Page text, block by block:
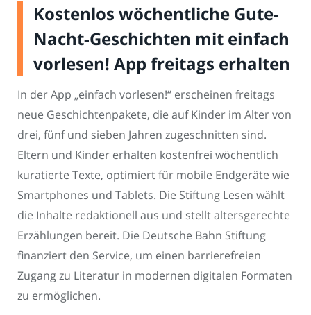
Kostenlos wöchentliche Gute-
Nacht-Geschichten mit einfach
vorlesen! App freitags erhalten
In der App „einfach vorlesen!“ erscheinen freitags
neue Geschichtenpakete, die auf Kinder im Alter von
drei, fünf und sieben Jahren zugeschnitten sind.
Eltern und Kinder erhalten kostenfrei wöchentlich
kuratierte Texte, optimiert für mobile Endgeräte wie
Smartphones und Tablets. Die Stiftung Lesen wählt
die Inhalte redaktionell aus und stellt altersgerechte
Erzählungen bereit. Die Deutsche Bahn Stiftung
finanziert den Service, um einen barrierefreien
Zugang zu Literatur in modernen digitalen Formaten
zu ermöglichen.